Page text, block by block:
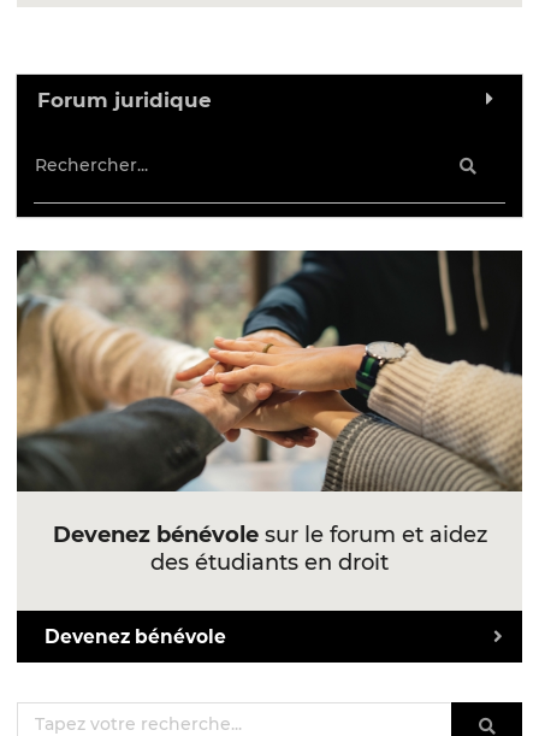
Forum juridique
Devenez bénévolesur le forum et aidez
des étudiants en droit
Devenez bénévole